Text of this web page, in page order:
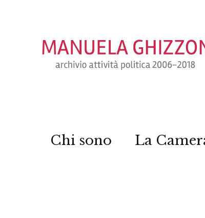
Chi sono La